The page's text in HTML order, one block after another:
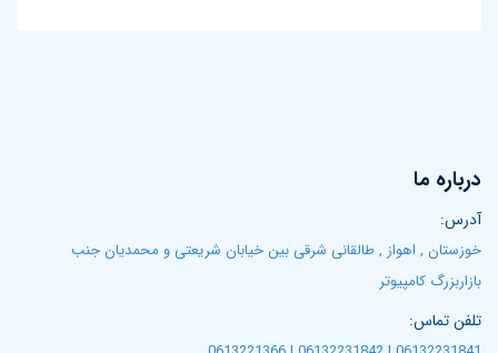
درباره ما
آدرس:
خوزستان , اهواز , طالقانی شرقی بین خیابان شریعتی و محمدیان جنب
بازاربزرگ کامپیوتر
تلفن تماس: